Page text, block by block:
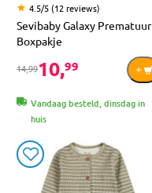
4.5/5 (12 reviews)
Sevibaby Galaxy Prematuur
Boxpakje
14,9910,99
Vandaag besteld, dinsdag in
huis